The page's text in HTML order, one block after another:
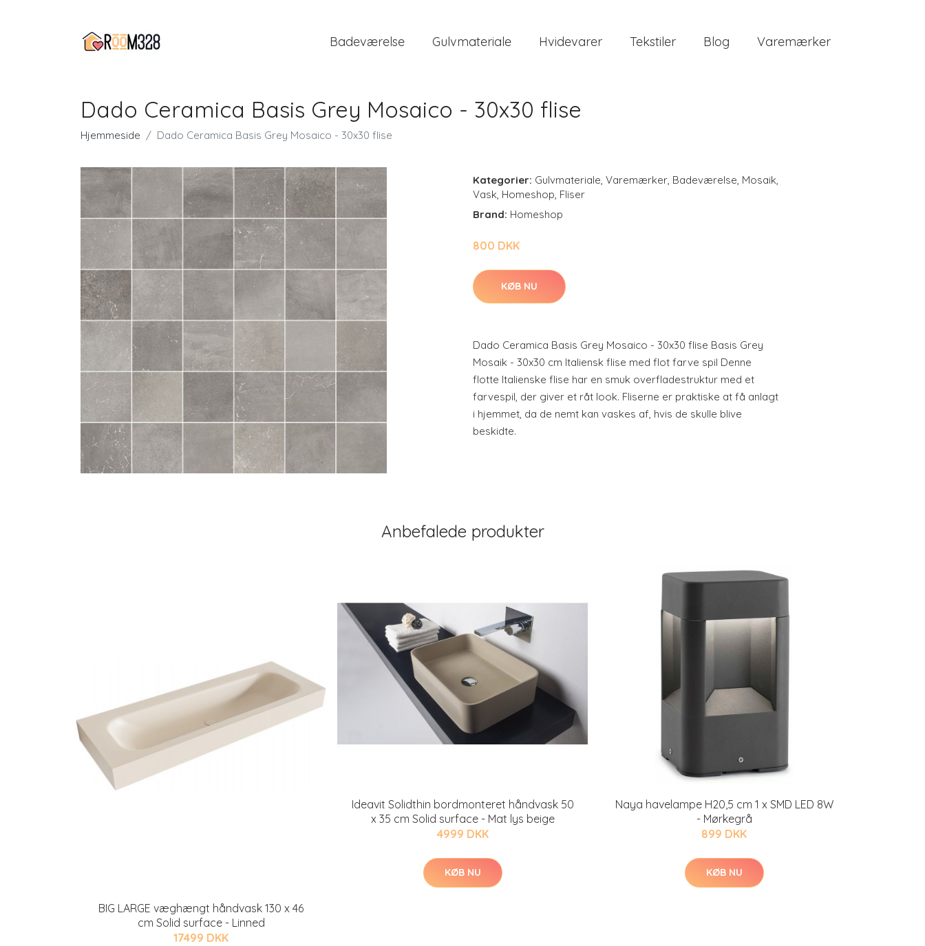
Badeværelse Gulvmateriale Hvidevarer Tekstiler Blog Varemærker
Dado Ceramica Basis Grey Mosaico - 30x30 flise
Hjemmeside Dado Ceramica Basis Grey Mosaico - 30x30 flise
Kategorier: Gulvmateriale, Varemærker, Badeværelse, Mosaik,
Vask, Homeshop, Fliser
Brand: Homeshop
800 DKK
KØB NU
Dado Ceramica Basis Grey Mosaico - 30x30 flise Basis Grey
Mosaik - 30x30 cm Italiensk flise med flot farve spil Denne
flotte Italienske flise har en smuk overfladestruktur med et
farvespil, der giver et råt look. Fliserne er praktiske at få anlagt
i hjemmet, da de nemt kan vaskes af, hvis de skulle blive
beskidte.
Anbefalede produkter
BIG LARGE væghængt håndvask 130 x 46
cm Solid surface - Linned
17499 DKK
Ideavit Solidthin bordmonteret håndvask 50
x 35 cm Solid surface - Mat lys beige
4999 DKK
KØB NU
Naya havelampe H20,5 cm 1 x SMD LED 8W
- Mørkegrå
899 DKK
KØB NU